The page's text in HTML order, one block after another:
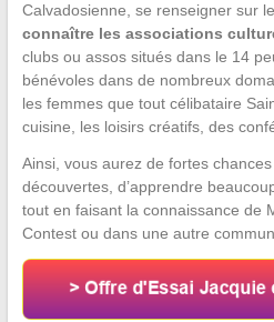
Calvadosienne, se renseigner sur
connaître les associations
clubs ou assos situés dans le 14
bénévoles dans de nombreux
les femmes que tout célibataire
cuisine, les loisirs créatifs, des
Ainsi, vous aurez de fortes
découvertes, d’apprendre
tout en faisant la connaissance de
Contest ou dans une autre